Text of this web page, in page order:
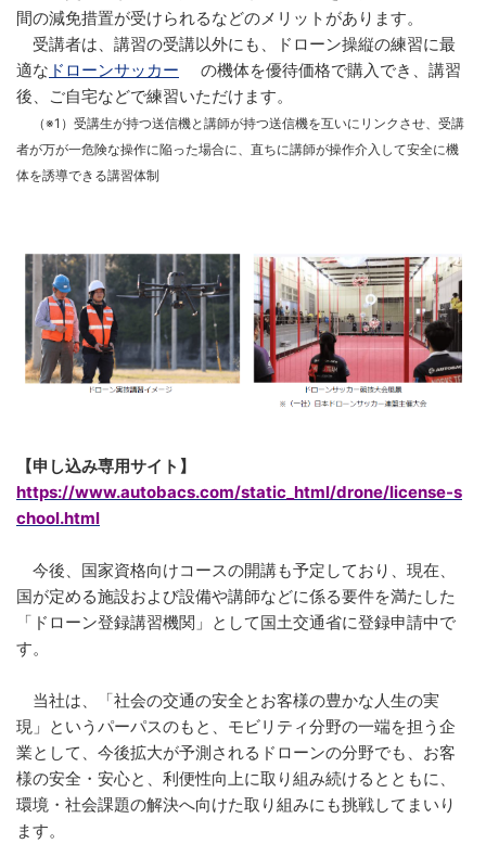
間の減免措置が受けられるなどのメリットがあります。
受講者は、講習の受講以外にも、ドローン操縦の練習に最
適な ドローンサッカー
の機体を優待価格で購入でき、講習
後、ご自宅などで練習いただけます。
（※1）受講生が持つ送信機と講師が持つ送信機を互いにリンクさせ、受講
者が万が一危険な操作に陥った場合に、直ちに講師が操作介入して安全に機
体を誘導できる講習体制
【申し込み専用サイト】
https://www.autobacs.com/static_html/drone/license-s
chool.html
今後、国家資格向けコースの開講も予定しており、現在、
国が定める施設および設備や講師などに係る要件を満たした
「ドローン登録講習機関」として国土交通省に登録申請中で
す。
当社は、「社会の交通の安全とお客様の豊かな人生の実
現」というパーパスのもと、モビリティ分野の一端を担う企
業として、今後拡大が予測されるドローンの分野でも、お客
様の安全・安心と、利便性向上に取り組み続けるとともに、
環境・社会課題の解決へ向けた取り組みにも挑戦してまいり
ます。